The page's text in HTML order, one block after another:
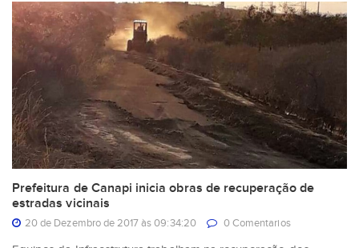
Prefeitura de Canapi inicia obras de recuperação de
estradas vicinais
20 de Dezembro de 2017 às 09:34:20 0 Comentarios